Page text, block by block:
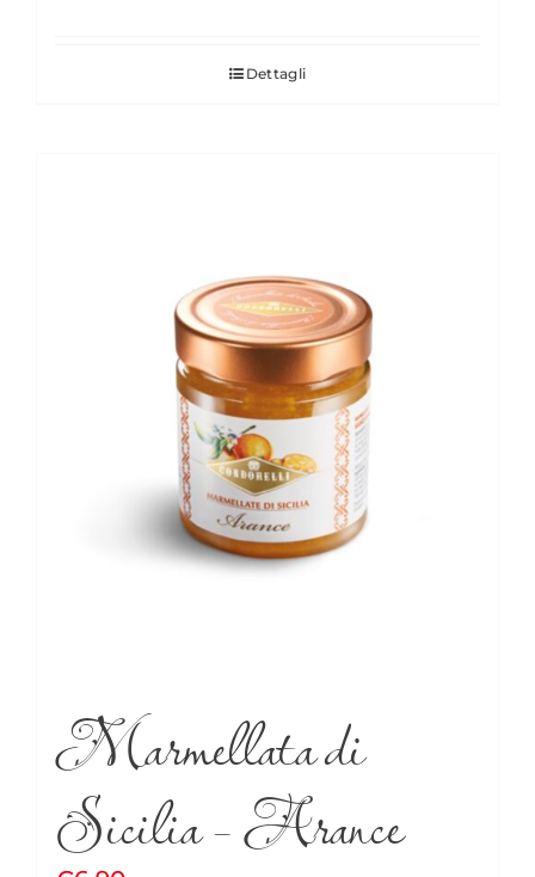
Dettagli
Marmellata di
Sicilia – Arance